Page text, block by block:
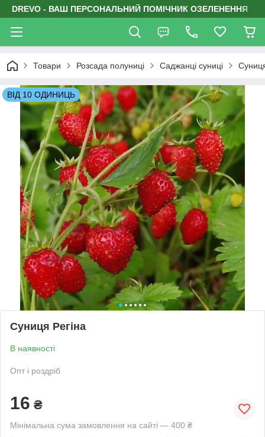
DREVO - ВАШ ПЕРСОНАЛЬНИЙ ПОМІЧНИК ОЗЕЛЕНЕННЯ
Товари Розсада полуниці Саджанці суниці
ВІД 10 ОДИНИЦЬ
Суниця Регіна
В наявності
Опт і роздріб
16 ₴
Мінімальна сума замовлення на сайті — 400 ₴